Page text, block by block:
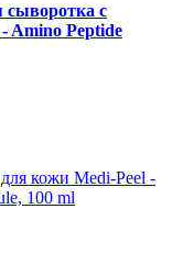
с
Amino Peptide